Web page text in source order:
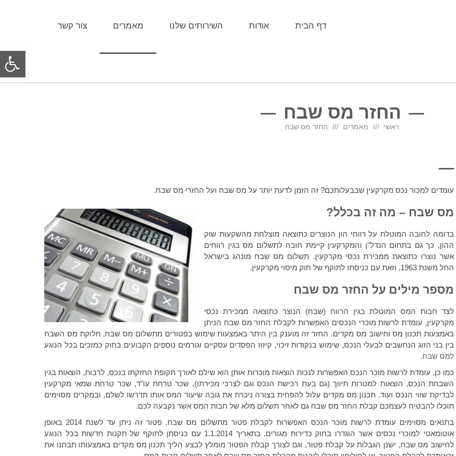
דף הבית אודות השירותים שלנו מאמרים צור קשר
החזר מס שבח
ראשי מאמרים החזר מס שבח
עומדים למכור נכס מקרקעין שבבעלותכם? זה הזמן לדעת יותר על מס שבח ועל החזרי מס שבח.
מס שבח – מה זה בכלל?
בדומה לחובה המוטלת על רווחי הון הנוצרים כתוצאה מוצלחת מהשקעות שוק
ההון, כך גם בתחום הנדל"ן והמקרקעין קיימת חובה לתשלום מס בגין רווחים
אשר נוצרו כתוצאת ממכירת נכסי מקרקעין. תשלום מס שבח מונהג בישראל
החל משנת 1963, וזאת עם כניסתו לתוקף של חוק מיסוי מקרקעין.
מספר מילים על החזר מס שבח
לצד חבות המס המוטלת בגין הרווח (שבח) הנוצר כתוצאה ממכירת נכסי
מקרקעין, עומדת לרשות מוכרי הנכסים האפשרות לקבלת החזר מס שבח הניתן
באמצעות תכנון מס וחישוב מס מקדים. החזר זה מוענק בין היתר באמצעות שימוש בפטורים מתשלום מס שבח, חלוקת מס השבח
בין בני הזוג הנחשבים לבעלי הנכס, שימוש בנקודות זיכוי, קיזוז הפסדים עסקיים וגורמים נוספים הקבועים בחוק כמזכים בכל הנוגע
למס שבח.
כמו כן, עומדת לרשות מוכר הנכס האפשרות לנכות הוצאות מוכרות אותן הוא שילם לאורך תקופת החזקתו בנכס, לרבות, הוצאות בגין
השבחת הנכס, הוצאות למטרות תיווך (גם בעת רכישת הנכס וגם לצרכי מכירתו), שכר טרחת עו"ד, שכר טרחת שמאי מקרקעין
לבדיקת שווי הנכס ועוד. תכנון מס מקדים עלול להפחית בצורה ניכרת את גובה שיעור המס אותו תדרשו לשלם, ובמקרים מסוימים
תוכלו להבטיח לעצמכם קבלת החזר מס שבח גם לאחר תשלום מלא של חבות המס אשר נקבעה לכם.
בתנאים מסוימים עומדת לרשות מוכר הנכס האפשרות לקבלת פטור מתשלום מס שבח. פטור זה ניתן עד לשנת 2014 באופן
אוטומאטי למוכרי נכסים אשר הוגדרו בחוק כדירות מגורים. בתאריך 1.1.2014 עם כניסתן לתוקף של תקנות חדשות בכל הנוגע
לחישוב מס שבח, ישנן הגבלות על קבלת פטור, וגם לצורך קבלת הפטור מומלץ לבצע הליך תכנון מס מקדים באמצעותו תבחנו את